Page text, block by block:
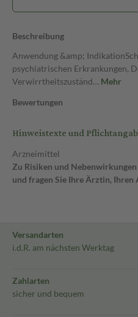
Beschreibung
Anwendung &amp;
psychiatrischen Erkrankungen,
Verwirrtheitszuständ… Mehr
Bewertungen
Hinweistexte und
Arzneimittel
Zu Risiken und
und fragen Sie Ihre Ärztin,
Versandarten
i.d.R. am nächsten Werktag
Zahlarten
sicher und bequem